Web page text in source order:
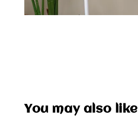
You may also like